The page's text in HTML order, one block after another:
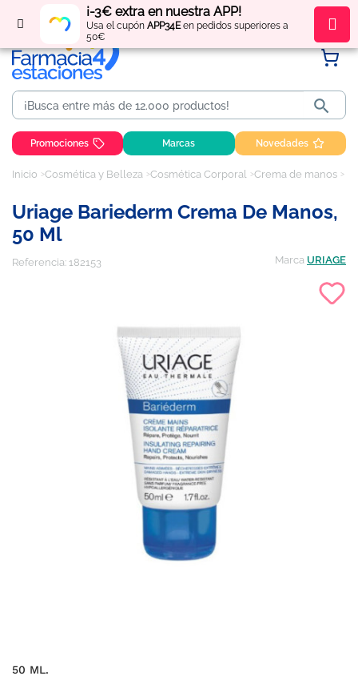
¡-3€ extra en nuestra APP!
Usa el cupón APP34Een pedidos superiores a
50€
Regístratey obténpuntos por tus compras

Promociones Marcas Novedades
Inicio Cosmética y Belleza Cosmética Corporal Crema de manos
Uriage Bariederm Crema De Manos,
50 Ml
Referencia: 182153 Marca URIAGE
50 ML.